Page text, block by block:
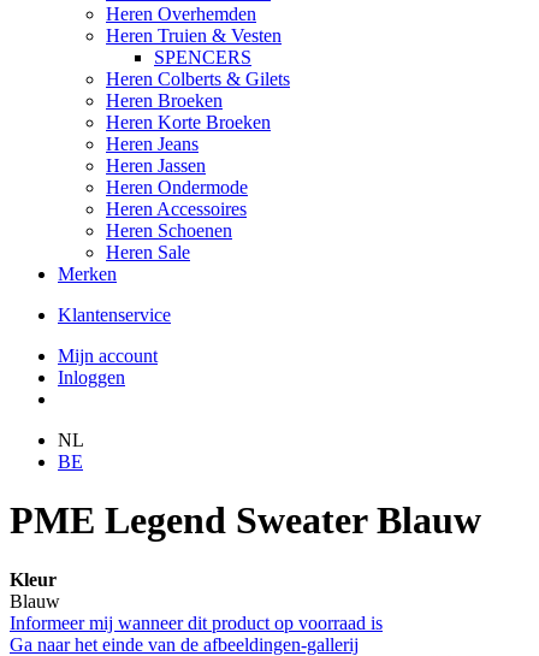
Heren Overhemden
Heren Truien & Vesten
SPENCERS
Heren Colberts & Gilets
Heren Broeken
Heren Korte Broeken
Heren Jeans
Heren Jassen
Heren Ondermode
Heren Accessoires
Heren Schoenen
Heren Sale
Merken
Klantenservice
Mijn account
Inloggen
NL
BE
PME Legend Sweater Blauw
Kleur
Blauw
Informeer mij wanneer dit product op voorraad is
Ga naar het einde van de afbeeldingen-gallerij